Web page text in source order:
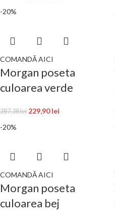
-20%
COMANDĂ AICI
Morgan poseta
culoarea verde
287,38lei 229,90lei
-20%
COMANDĂ AICI
Morgan poseta
culoarea bej